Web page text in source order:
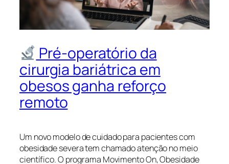
Pré-operatório da
cirurgia bariátrica em
obesos ganha reforço
remoto
Um novo modelo de cuidado para pacientes com
obesidade severa tem chamado atenção no meio
científico. O programa Movimento On, Obesidade